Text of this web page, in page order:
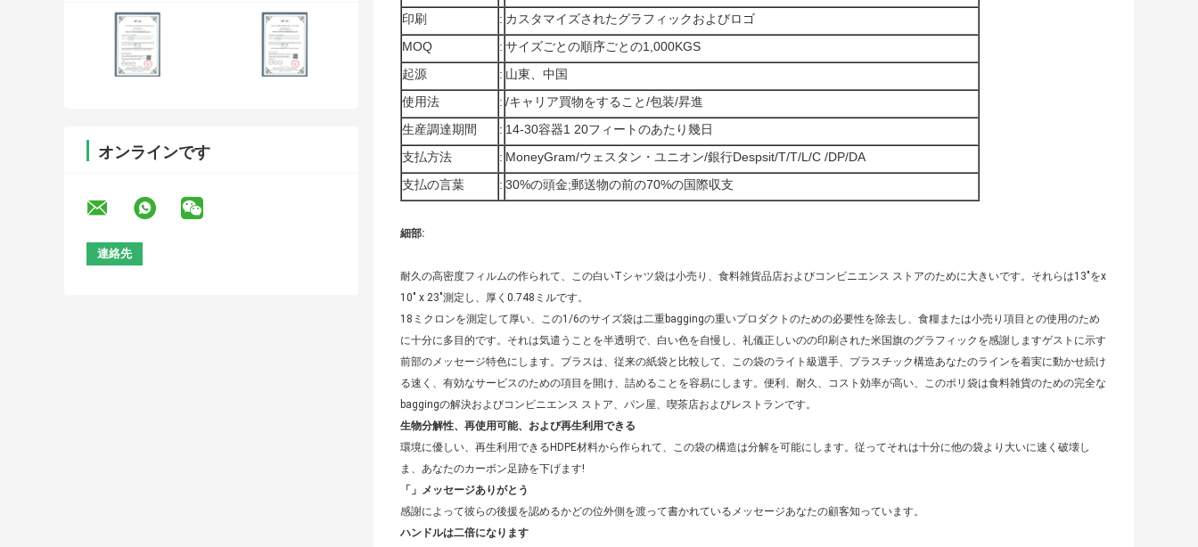
オンラインです
印刷
: カスタマイズされたグラフィックおよびロゴ
MOQ
: サイズごとの順序ごとの1,000KGS
起源
: 山東、中国
使用法
: /キャリア買物をすること/包装/昇進
生産調達期間
: 14-30容器1 20フィートのあたり幾日
支払方法
: MoneyGram/ウェスタン・ユニオン/銀行Despsit/T/T/L/C /DP/DA
支払の言葉
: 30%の頭金;郵送物の前の70%の国際収支
細部:
耐久の高密度フィルムの作られて、この白いTシャツ袋は小売り、食料雑貨品店およびコンビニエンス ストアのために大きいです。それらは13"をx
10" x 23"測定し、厚く0.748ミルです。
18ミクロンを測定して厚い、この1/6のサイズ袋は二重baggingの重いプロダクトのための必要性を除去し、食糧または小売り項目との使用のため
に十分に多目的です。それは気遣うことを半透明で、白い色を自慢し、礼儀正しいのの印刷された米国旗のグラフィックを感謝しますゲストに示す
前部のメッセージ特色にします。プラスは、従来の紙袋と比較して、この袋のライト級選手、プラスチック構造あなたのラインを着実に動かせ続け
る速く、有効なサービスのための項目を開け、詰めることを容易にします。便利、耐久、コスト効率が高い、このポリ袋は食料雑貨のための完全な
baggingの解決およびコンビニエンス ストア、パン屋、喫茶店およびレストランです。
生物分解性、再使用可能、および再生利用できる
環境に優しい、再生利用できるHDPE材料から作られて、この袋の構造は分解を可能にします。従ってそれは十分に他の袋より大いに速く破壊し
ま、あなたのカーボン足跡を下げます!
「」メッセージありがとう
感謝によって彼らの後援を認めるかどの位外側を渡って書かれているメッセージあなたの顧客知っています。
ハンドルは二倍になります